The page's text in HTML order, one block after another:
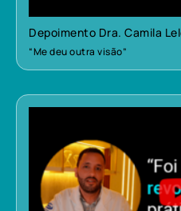
Depoimento Dra. Camila
“Me deu outra visão”